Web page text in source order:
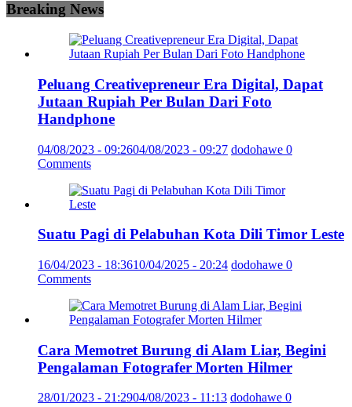
Breaking News
Peluang Creativepreneur Era Digital, Dapat
Jutaan Rupiah Per Bulan Dari Foto
Handphone
04/08/2023 - 09:2604/08/2023 - 09:27 dodohawe 0
Comments
Suatu Pagi di Pelabuhan Kota Dili Timor Leste
16/04/2023 - 18:3610/04/2025 - 20:24 dodohawe 0
Comments
Cara Memotret Burung di Alam Liar, Begini
Pengalaman Fotografer Morten Hilmer
28/01/2023 - 21:2904/08/2023 - 11:13 dodohawe 0